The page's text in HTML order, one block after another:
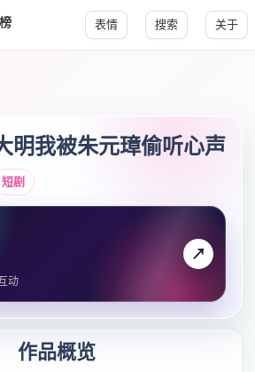
表情 搜索 关于
明我被朱元璋偷听心声
短剧
动
↗
作品概览